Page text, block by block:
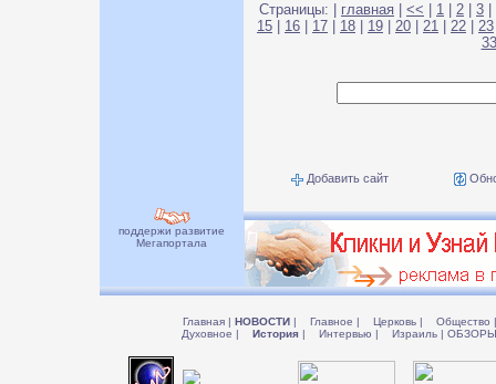
Страницы: | главная << 1 2 3
15
16 17 18 19 20 21 22 23
33
Добавить сайт
поддержи развитие
Мегапортала
Главная | НОВОСТИ | Главное | Церковь | Общество |
Духовное | История | Интервью | Израиль |